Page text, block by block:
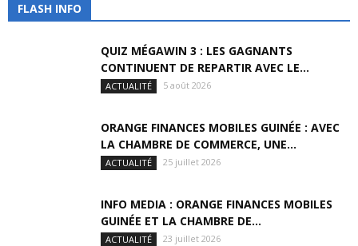
FLASH INFO
QUIZ MÉGAWIN 3 : LES GAGNANTS
CONTINUENT DE REPARTIR AVEC LE...
ACTUALITÉ 5 août 2026
ORANGE FINANCES MOBILES GUINÉE : AVEC
LA CHAMBRE DE COMMERCE, UNE...
ACTUALITÉ 25 juillet 2026
INFO MEDIA : ORANGE FINANCES MOBILES
GUINÉE ET LA CHAMBRE DE...
ACTUALITÉ 23 juillet 2026